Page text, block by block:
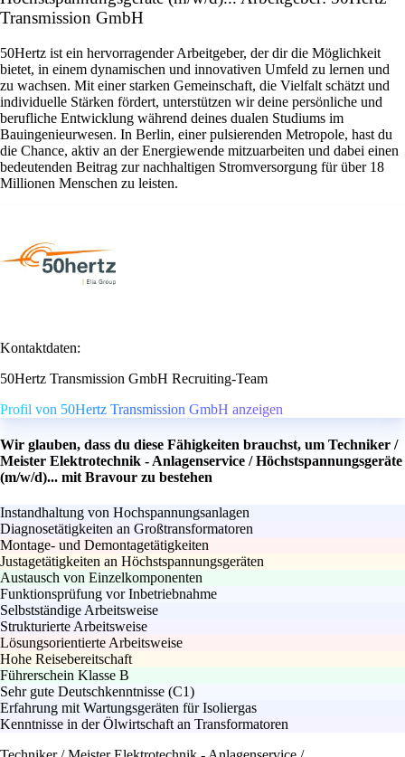
Transmission GmbH
50Hertz ist ein hervorragender Arbeitgeber, der dir die Möglichkeit
bietet, in einem dynamischen und innovativen Umfeld zu lernen und
zu wachsen. Mit einer starken Gemeinschaft, die Vielfalt schätzt und
individuelle Stärken fördert, unterstützen wir deine persönliche und
berufliche Entwicklung während deines dualen Studiums im
Bauingenieurwesen. In Berlin, einer pulsierenden Metropole, hast du
die Chance, aktiv an der Energiewende mitzuarbeiten und dabei einen
bedeutenden Beitrag zur nachhaltigen Stromversorgung für über 18
Millionen Menschen zu leisten.
Kontaktdaten:
50Hertz Transmission GmbH Recruiting-Team
Profil von 50Hertz Transmission GmbH anzeigen
Wir glauben, dass du diese Fähigkeiten brauchst, um Techniker /
Meister Elektrotechnik - Anlagenservice / Höchstspannungsgeräte
(m/w/d)... mit Bravour zu bestehen
Instandhaltung von Hochspannungsanlagen
Diagnosetätigkeiten an Großtransformatoren
Montage- und Demontagetätigkeiten
Justagetätigkeiten an Höchstspannungsgeräten
Austausch von Einzelkomponenten
Funktionsprüfung vor Inbetriebnahme
Selbstständige Arbeitsweise
Strukturierte Arbeitsweise
Lösungsorientierte Arbeitsweise
Hohe Reisebereitschaft
Führerschein Klasse B
Sehr gute Deutschkenntnisse (C1)
Erfahrung mit Wartungsgeräten für Isoliergas
Kenntnisse in der Ölwirtschaft an Transformatoren